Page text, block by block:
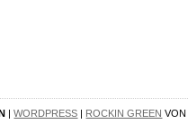
|WORDPRESS | ROCKIN GREEN